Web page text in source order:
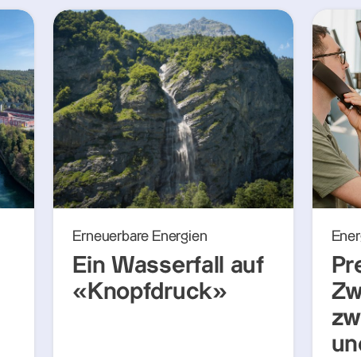
Erneuerbare Energien
Ein Wasserfall auf
«Knopfdruck»